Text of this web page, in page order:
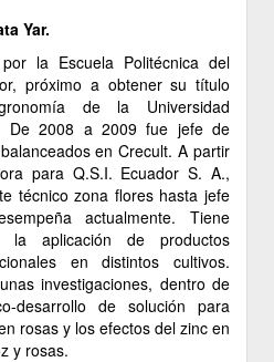
Yar.
la Escuela Politécnica del
próximo a obtener su título
de la Universidad
De 2008 a 2009 fue jefe de
en Crecult. A partir
para Q.S.I. Ecuador S. A.,
técnico zona flores hasta jefe
actualmente. Tiene
la aplicación de productos
en distintos cultivos.
investigaciones, dentro de
desarrollo de solución para
rosas y los efectos del zinc en
y rosas.